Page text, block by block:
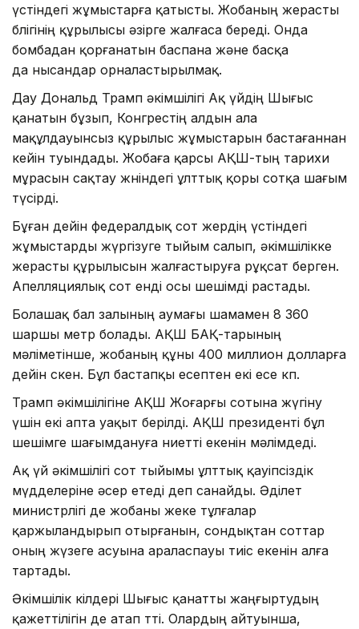
үстіндегі жұмыстарға қатысты. Жобаның жерасты
бөлігінің құрылысы әзірге жалғаса береді. Онда
бомбадан қорғанатын баспана және басқа
да нысандар орналастырылмақ.
Дау Дональд Трамп әкімшілігі Ақ үйдің Шығыс
қанатын бұзып, Конгрестің алдын ала
мақұлдауынсыз құрылыс жұмыстарын бастағаннан
кейін туындады. Жобаға қарсы АҚШ-тың тарихи
мұрасын сақтау жөніндегі ұлттық қоры сотқа шағым
түсірді.
Бұған дейін федералдық сот жердің үстіндегі
жұмыстарды жүргізуге тыйым салып, әкімшілікке
жерасты құрылысын жалғастыруға рұқсат берген.
Апелляциялық сот енді осы шешімді растады.
Болашақ бал залының аумағы шамамен 8 360
шаршы метр болады. АҚШ БАҚ-тарының
мәліметінше, жобаның құны 400 миллион долларға
дейін өскен. Бұл бастапқы есептен екі есе көп.
Трамп әкімшілігіне АҚШ Жоғарғы сотына жүгіну
үшін екі апта уақыт берілді. АҚШ президенті бұл
шешімге шағымдануға ниетті екенін мәлімдеді.
Ақ үй әкімшілігі сот тыйымы ұлттық қауіпсіздік
мүдделеріне әсер етеді деп санайды. Әділет
министрлігі де жобаны жеке тұлғалар
қаржыландырып отырғанын, сондықтан соттар
оның жүзеге асуына араласпауы тиіс екенін алға
тартады.
Әкімшілік өкілдері Шығыс қанатты жаңғыртудың
қажеттілігін де атап өтті. Олардың айтуынша,